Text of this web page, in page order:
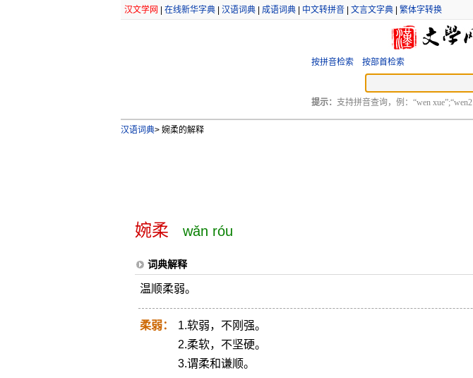
汉文学网 在线新华字典| 汉语词典| 成语词典| 中文转拼音| 文言文字典| 繁体字转换
按拼音检索 按部首检索
提示： 支持拼音查询，例：“wen
汉语词典>婉柔的解释
婉柔 wǎn róu
词典解释
温顺柔弱。
柔弱：
1.软弱，不刚强。
2.柔软，不坚硬。
3.谓柔和谦顺。